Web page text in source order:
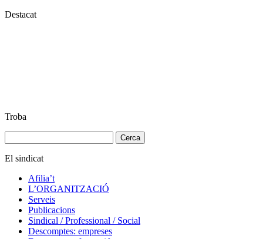
Destacat
Troba
El sindicat
Afilia’t
L’ORGANITZACIÓ
Serveis
Publicacions
Sindical / Professional / Social
Descomptes: empreses